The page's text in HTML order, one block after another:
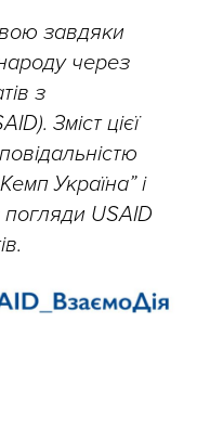
завдяки
через
з
Зміст цієї
Україна” і
USAID